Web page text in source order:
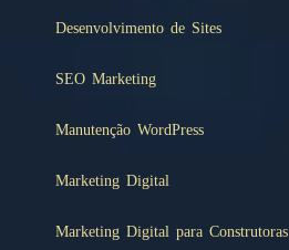
Desenvolvimento de Sites
SEO Marketing
Manutenção WordPress
Marketing Digital
Marketing Digital para Construtoras